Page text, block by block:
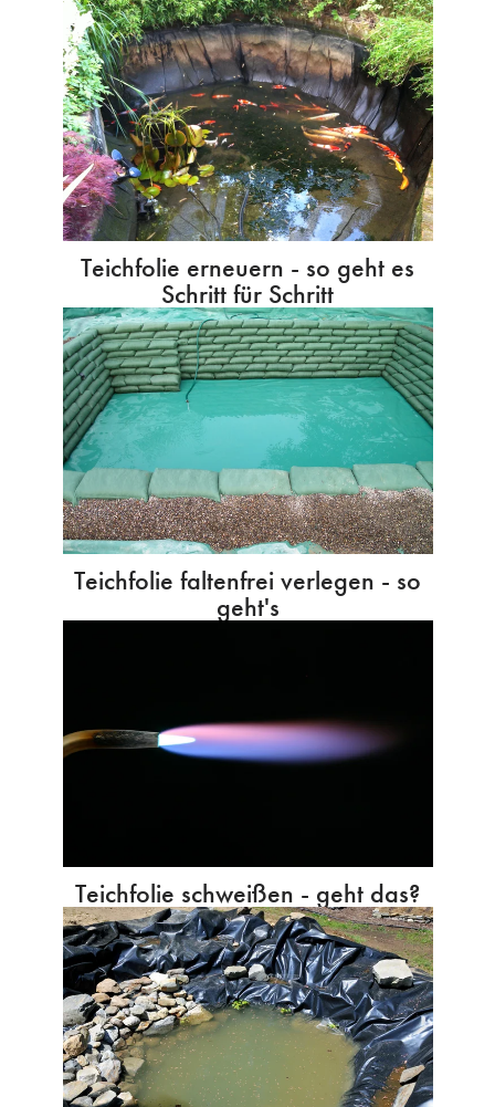
Teichfolie erneuern - so geht es
Schritt für Schritt
Teichfolie faltenfrei verlegen - so
geht's
Teichfolie schweißen - geht das?